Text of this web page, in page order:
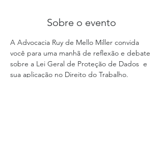
Sobre o evento
A Advocacia Ruy de Mello Miller convida
você para uma manhã de reflexão e debate
sobre a Lei Geral de Proteção de Dados  e
sua aplicação no Direito do Trabalho.